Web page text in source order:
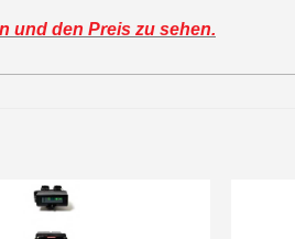
und den Preis zu sehen.